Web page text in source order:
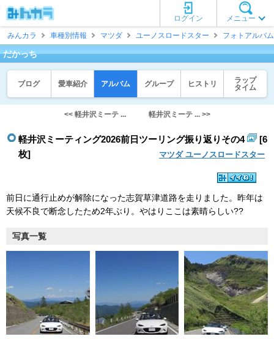
メニュー
ログイン
みんカラ
車種別情報 マツダ ユーノスロードスター フォトアルバム
だかっち
ブログ 愛車紹介 アルバム グループ ヒストリ
ラップ
タイム
<< 軽井沢ミーテ ... 軽井沢ミーテ ... >>
軽井沢ミーティング2026前日ツーリング振り返りその4
[6
枚]
マツダ ユーノスロードスター
前日に通行止めが解除になった志賀草津道路を走りました。昨年は
天候不良で断念したため2年ぶり。やはりここは素晴らしい??
写真一覧